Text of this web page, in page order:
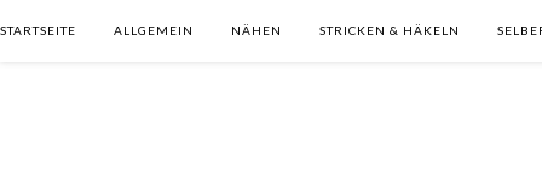
STARTSEITE ALLGEMEIN NÄHEN STRICKEN & HÄKELN